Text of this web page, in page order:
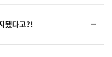
일
됐다고?!
일